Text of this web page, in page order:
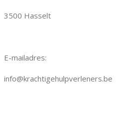
3500 Hasselt
E-mailadres:
info@krachtigehulpverleners.be